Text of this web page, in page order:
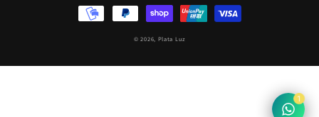
© 2026, Plata Luz
1